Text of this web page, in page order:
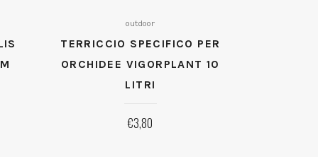
outdoor
TERRICCIO SPECIFICO PER
ORCHIDEE VIGORPLANT 10
LITRI
€3,80